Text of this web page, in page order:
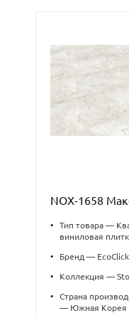
NOX-1658
•
Тип товара —
виниловая
• Бренд — EcoClick
• Коллекция —
•
Страна
— Южная Корея